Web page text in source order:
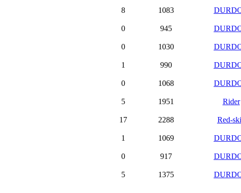
8 1083
0 945
0 1030
1 990
0 1068
5 1951 Rider
17 2288 Red-
1 1069
0 917
5 1375